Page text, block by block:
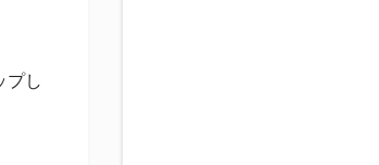
プし